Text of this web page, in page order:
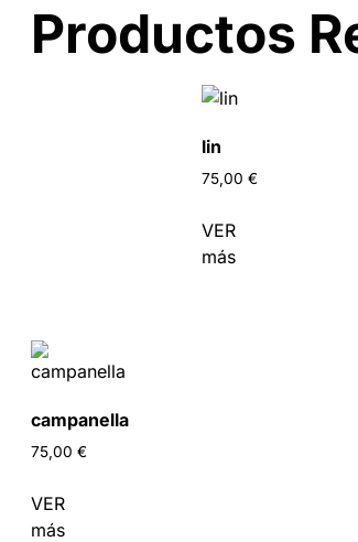
Productos
lin
75,00 €
VER
más
campanella
75,00 €
VER
más